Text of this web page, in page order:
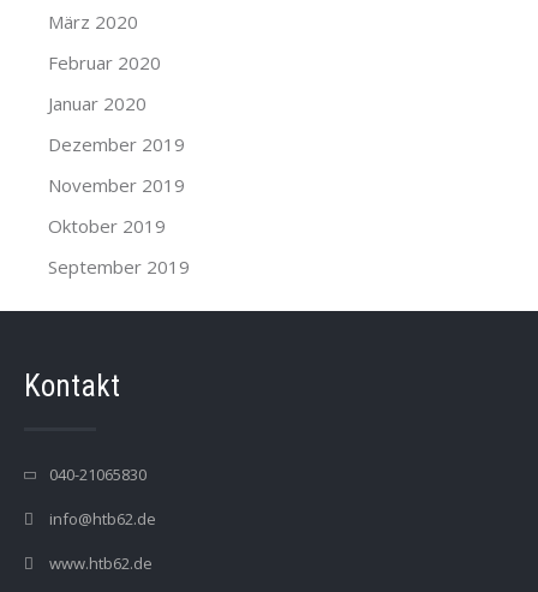
März 2020
Februar 2020
Januar 2020
Dezember 2019
November 2019
Oktober 2019
September 2019
Kontakt
040-21065830
info@htb62.de
www.htb62.de